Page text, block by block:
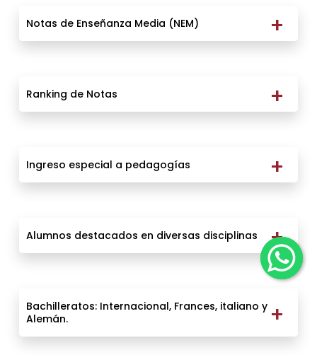
Notas de Enseñanza Media (NEM)
Ranking de Notas
Ingreso especial a pedagogías
Alumnos destacados en diversas disciplinas
Bachilleratos: Internacional, Frances, italiano y
Alemán.